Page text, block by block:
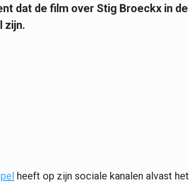
dat de film over Stig Broeckx in de
zijn.
heeft op zijn sociale kanalen alvast het